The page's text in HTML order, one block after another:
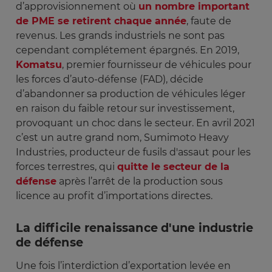
d’approvisionnement où un nombre important
de PME se retirent chaque année, faute de
revenus. Les grands industriels ne sont pas
cependant complétement épargnés. En 2019,
Komatsu, premier fournisseur de véhicules pour
les forces d’auto-défense (FAD), décide
d’abandonner sa production de véhicules léger
en raison du faible retour sur investissement,
provoquant un choc dans le secteur. En avril 2021
c’est un autre grand nom, Sumimoto Heavy
Industries, producteur de fusils d'assaut pour les
forces terrestres, qui quitte le secteur de la
défense après l’arrêt de la production sous
licence au profit d’importations directes.
La difficile renaissance d'une industrie
de défense
Une fois l’interdiction d’exportation levée en